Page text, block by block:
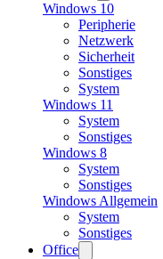
Windows 10
Peripherie
Netzwerk
Sicherheit
Sonstiges
System
Windows 11
System
Sonstiges
Windows 8
System
Sonstiges
Windows Allgemein
System
Sonstiges
Office